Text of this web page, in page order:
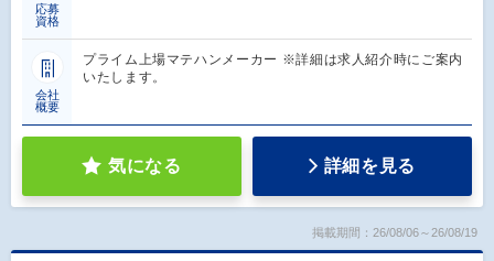
応募
資格
会社
概要
プライム上場マテハンメーカー ※詳細は求人紹介時にご案内
いたします。
気になる 詳細を見る
掲載期間：26/08/06～26/08/19